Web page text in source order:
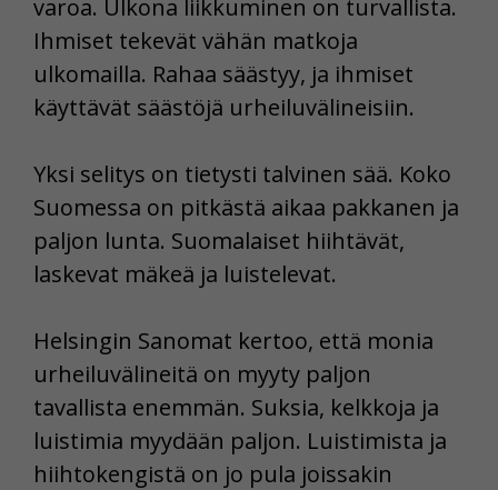
varoa. Ulkona liikkuminen on turvallista.
Ihmiset tekevät vähän matkoja
ulkomailla. Rahaa säästyy, ja ihmiset
käyttävät säästöjä urheiluvälineisiin.
Yksi selitys on tietysti talvinen sää. Koko
Suomessa on pitkästä aikaa pakkanen ja
paljon lunta. Suomalaiset hiihtävät,
laskevat mäkeä ja luistelevat.
Helsingin Sanomat kertoo, että monia
urheiluvälineitä on myyty paljon
tavallista enemmän. Suksia, kelkkoja ja
luistimia myydään paljon. Luistimista ja
hiihtokengistä on jo pula joissakin